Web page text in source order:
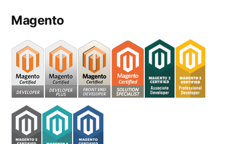
Magento